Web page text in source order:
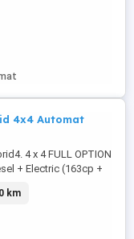
de rasă pură, cu un
calmi, protectori și
Sunt crescuți
maximă la
4x4 Automat
4 x 4 FULL OPTION
+ Electric (163cp +
(Mod Sport) +
poluare Euro 5
piele full electric
km